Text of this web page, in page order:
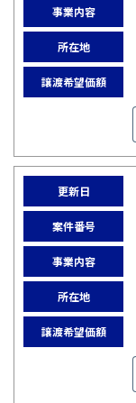
事業内容
所在地
譲渡希望価額
更新日
案件番号
事業内容
所在地
譲渡希望価額